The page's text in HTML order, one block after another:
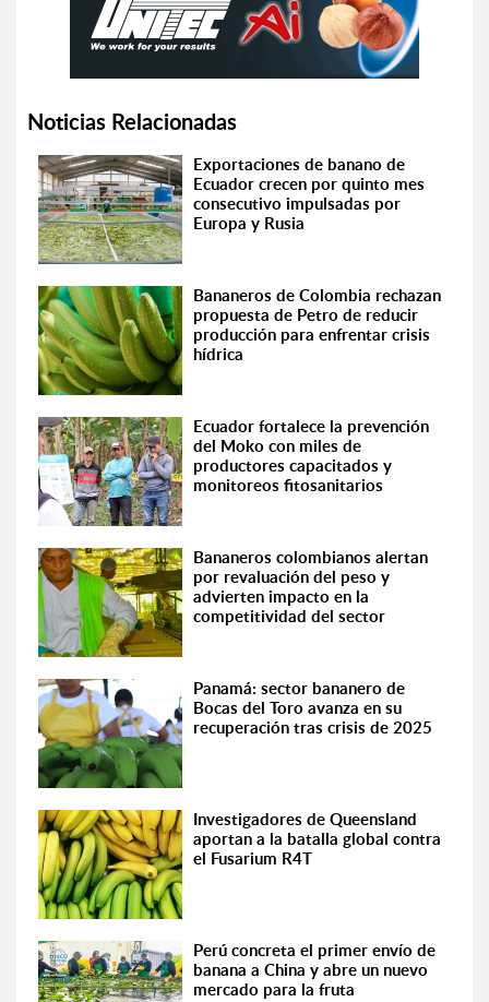
Noticias Relacionadas
Exportaciones de banano de
Ecuador crecen por quinto mes
consecutivo impulsadas por
Europa y Rusia
Bananeros de Colombia rechazan
propuesta de Petro de reducir
producción para enfrentar crisis
hídrica
Ecuador fortalece la prevención
del Moko con miles de
productores capacitados y
monitoreos fitosanitarios
Bananeros colombianos alertan
por revaluación del peso y
advierten impacto en la
competitividad del sector
Panamá: sector bananero de
Bocas del Toro avanza en su
recuperación tras crisis de 2025
Investigadores de Queensland
aportan a la batalla global contra
el Fusarium R4T
Perú concreta el primer envío de
banana a China y abre un nuevo
mercado para la fruta